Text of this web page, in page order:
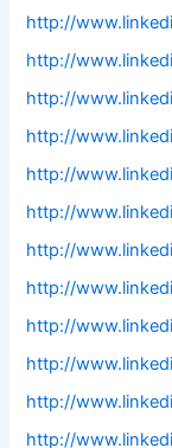
http://
http://
http://
http://
http://
http://
http://
http://
http://
http://
http://
http://